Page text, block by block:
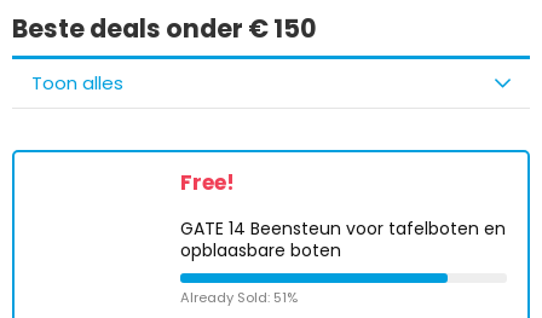
Beste deals onder € 150
Toon alles
Free!
GATE 14 Beensteun voor tafelboten en
opblaasbare boten
Already Sold: 51%